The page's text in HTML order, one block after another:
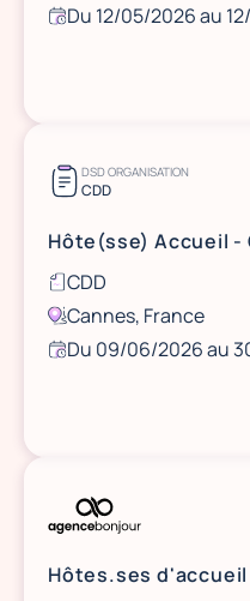
Du 12/05/2026 au
DSD ORGANISATION
CDD
Hôte(sse) Accueil -
CDD
Cannes, France
Du 09/06/2026 au